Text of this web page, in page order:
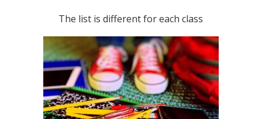
The list is different for each class